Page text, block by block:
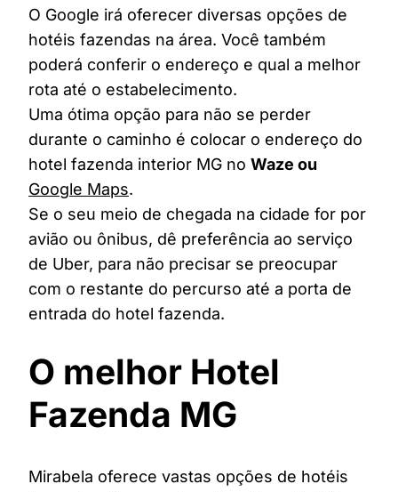
O Google irá oferecer diversas opções de
hotéis fazendas na área. Você também
poderá conferir o endereço e qual a melhor
rota até o estabelecimento.
Uma ótima opção para não se perder
durante o caminho é colocar o endereço do
hotel fazenda interior MG no Waze ou
Google Maps.
Se o seu meio de chegada na cidade for por
avião ou ônibus, dê preferência ao serviço
de Uber, para não precisar se preocupar
com o restante do percurso até a porta de
entrada do hotel fazenda.
O melhor Hotel
Fazenda MG
Mirabela oferece vastas opções de hotéis